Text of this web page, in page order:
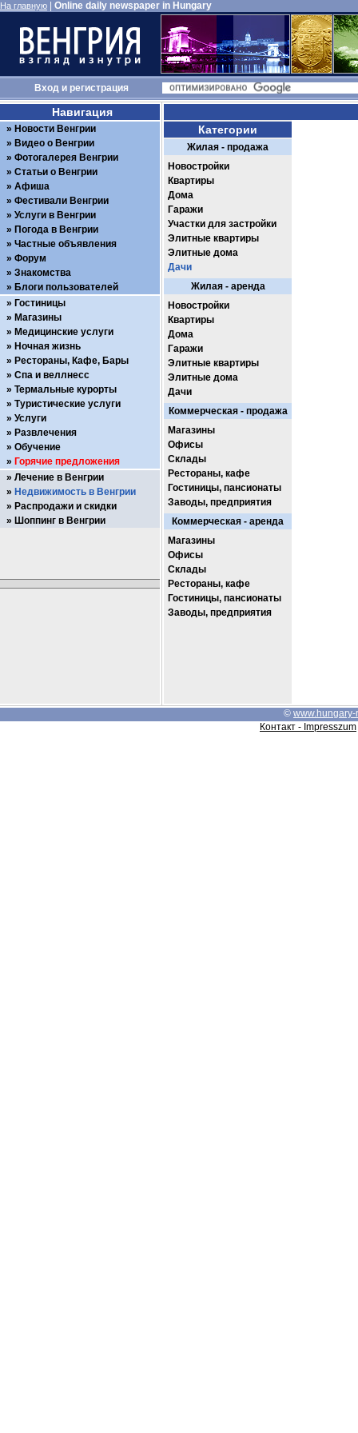
На главную Online daily newspaper in Hungary
Входи регистрация
Категории
Жилая - продажа
Новостройки
Квартиры
Дома
Гаражи
Участки для застройки
Элитные квартиры
Элитные дома
Дачи
Жилая - аренда
Новостройки
Квартиры
Дома
Гаражи
Элитные квартиры
Элитные дома
Дачи
Коммерческая - продажа
Магазины
Офисы
Склады
Рестораны, кафе
Гостиницы, пансионаты
Заводы, предприятия
Коммерческая - аренда
Магазины
Офисы
Склады
Рестораны, кафе
Гостиницы, пансионаты
Заводы, предприятия
Навигация
Новости Венгрии
Видео о Венгрии
Фотогалерея Венгрии
Статьи о Венгрии
Афиша
Фестивали Венгрии
Услуги в Венгрии
Погода в Венгрии
Частные объявления
Форум
Знакомства
Блоги пользователей
Гостиницы
Магазины
Медицинские услуги
Ночная жизнь
Рестораны, Кафе, Бары
Спа и веллнесс
Термальные курорты
Туристические услуги
Услуги
Развлечения
Обучение
Горячие предложения
Лечение в Венгрии
Недвижимость в Венгрии
Распродажи и скидки
Шоппинг в Венгрии
© www.hungary-
Контакт - Impresszum